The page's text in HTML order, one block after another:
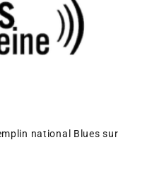
national Blues sur